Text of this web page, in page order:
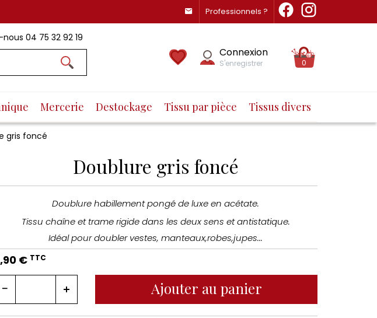
Professionnels ?
04 75 32 92 19
Connexion
S'enregistrer 0
Mercerie Destockage Tissu par pièce Tissus divers
gris foncé
Doublure gris foncé
Doublure habillement pongé de luxe en acétate.
Tissu chaîne et trame rigide dans les deux sens et antistatique.
Idéal pour doubler vestes, manteaux,robes,jupes...
€ TTC
Ajouter au panier